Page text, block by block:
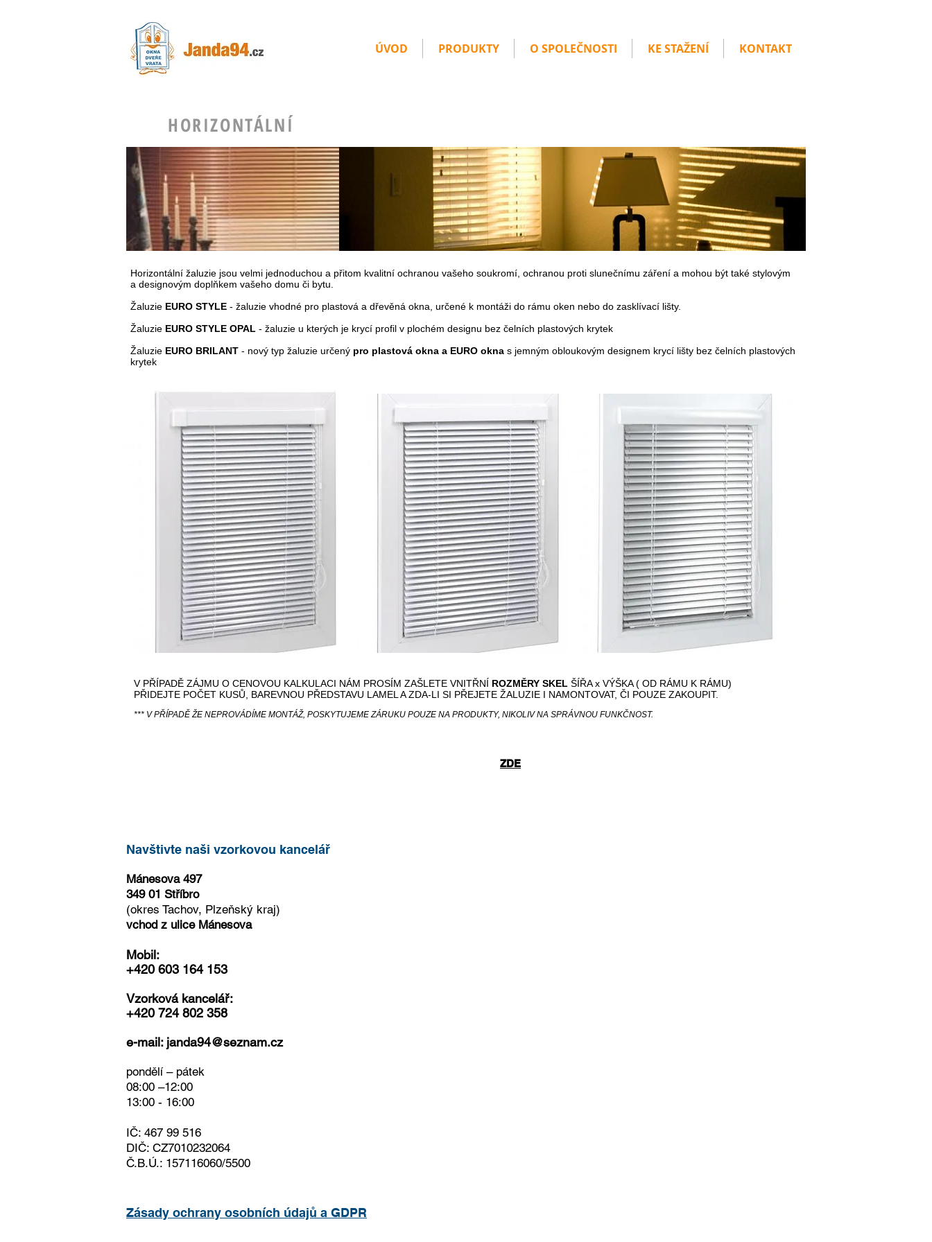
ÚVOD PRODUKTY O SPOLEČNOSTI KE STAŽENÍ KONTAKT
HORIZONTÁLNÍ
Horizontální žaluzie jsou velmi jednoduchou a přitom kvalitní ochranou vašeho soukromí, ochranou proti slunečnímu záření a mohou být také stylovým
a designovým doplňkem vašeho domu či bytu.
Žaluzie EURO STYLE - žaluzie vhodné pro plastová a dřevěná okna, určené k montáži do rámu oken nebo do zasklívací lišty.
Žaluzie EURO STYLE OPAL - žaluzie u kterých je krycí profil v plochém designu bez čelních plastových krytek
Žaluzie EURO BRILANT - nový typ žaluzie určený pro plastová okna a EURO okna s jemným obloukovým designem krycí lišty bez čelních plastových
krytek
V PŘÍPADĚ ZÁJMU O CENOVOU KALKULACI NÁM PROSÍM ZAŠLETE VNITŘNÍ ROZMĚRY SKEL ŠÍŘA x VÝŠKA ( OD RÁMU K RÁMU)
PŘIDEJTE POČET KUSŮ, BAREVNOU PŘEDSTAVU LAMEL A ZDA-LI SI PŘEJETE ŽALUZIE I NAMONTOVAT, ČI POUZE ZAKOUPIT.
*** V PŘÍPADĚ ŽE NEPROVÁDÍME MONTÁŽ, POSKYTUJEME ZÁRUKU POUZE NA PRODUKTY, NIKOLIV NA SPRÁVNOU FUNKČNOST.
ZDE
Navštivte naši vzorkovou kancelář
Mánesova 497
349 01 Stříbro
(okres Tachov, Plzeňský kraj)
vchod z ulice Mánesova
Mobil:
+420 603 164 153
Vzorková kancelář:
+420 724 802 358
e-mail: janda94@seznam.cz
pondělí – pátek
08:00 –12:00
13:00 - 16:00
IČ: 467 99 516
DIČ: CZ7010232064
Č.B.Ú.: 157116060/5500
Zásady ochrany osobních údajů a GDPR